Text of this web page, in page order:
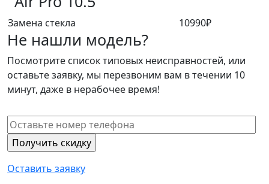
Замена стекла 10990₽
Не нашли модель?
Посмотрите список типовых неисправностей, или
оставьте заявку, мы перезвоним вам в течении 10
минут, даже в нерабочее время!
Оставить заявку